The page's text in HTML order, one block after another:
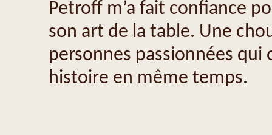
Petroff m’a fait confiance
son art de la table. Une
personnes passionnées
histoire en même temps.